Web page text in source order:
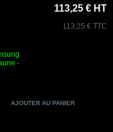
-
113,25 € HT
113,25 € TTC